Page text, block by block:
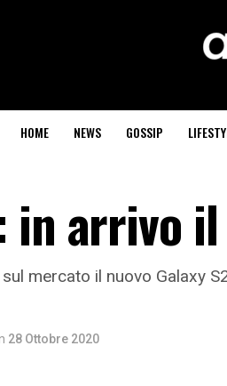
HOME NEWS GOSSIP
in arrivo il
mercato il nuovo Galaxy
28 Ottobre 2020